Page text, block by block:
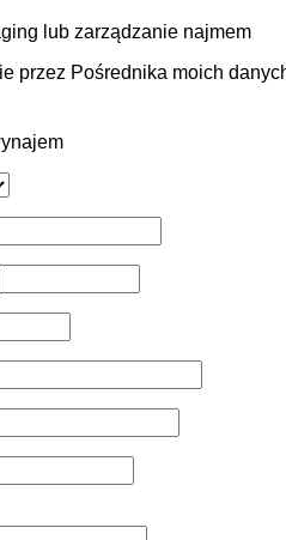
lub zarządzanie najmem
przez Pośrednika moich